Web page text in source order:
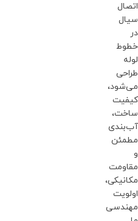
اتصال
سیال
در
خطوط
لوله
طراحی
می‌شود،
کیفیت
ساخت،
آب‌بندی
مطمئن
و
مقاومت
مکانیکی،
اولویت
مهندسی